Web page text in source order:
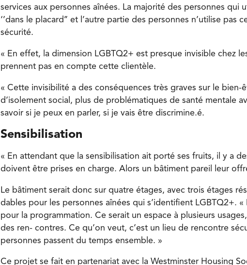
services aux personnes aînées. La majorité des personnes qui
‘’dans le placard’’ et l’autre partie des personnes n’utilise pas
sécurité.
« En effet, la dimension LGBTQ2+ est presque invisible chez
prennent pas en compte cette clientèle.
« Cette invisibilité a des conséquences très graves sur le bien-
d’isolement social, plus de problématiques de santé mentale
savoir si je peux en parler, si je vais être discrimine.é.
Sensibilisation
« En attendant que la sensibilisation ait porté ses fruits, il y a
doivent être prises en charge. Alors un bâtiment pareil leur
Le bâtiment serait donc sur quatre étages, avec trois étages
dables pour les personnes aînées qui s’identifient LGBTQ2+. «
pour la programmation. Ce serait un espace à plusieurs
des ren- contres. Ce qu’on veut, c’est un lieu de rencontre
personnes passent du temps ensemble. »
Ce projet se fait en partenariat avec la Westminster Housing